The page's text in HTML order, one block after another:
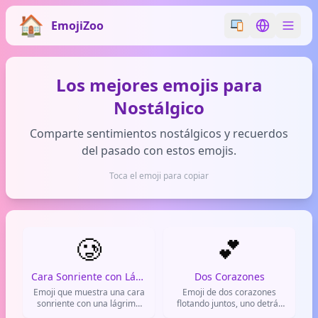
EmojiZoo Switch emoji
Switch
Los mejores emojis para
Nostálgico
Comparte sentimientos nostálgicos y recuerdos
del pasado con estos emojis.
Toca el emoji para copiar
🥲
Cara Sonriente con Lágrima
Emoji que muestra una cara
sonriente con una lágrima
💕
Dos Corazones
Emoji de dos corazones
flotando juntos, uno detrás